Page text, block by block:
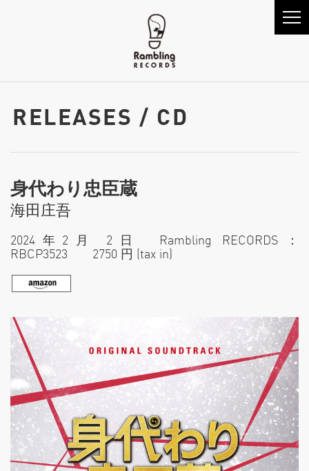
RELEASES / CD
身代わり忠臣蔵
海田庄吾
2024年2月 2日 Rambling RECORDS：
RBCP3523 2750 円 (tax in)